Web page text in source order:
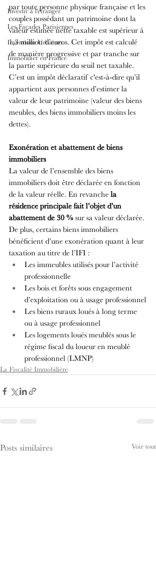
Investir à l'étranger
Les Façades Parisiennes
Inventions Urbaines
Immobilier en France
par toute personne physique française et les
couples possédant un patrimoine dont la
valeur estimée nette taxable est supérieur à
1,3 million d’euros. Cet impôt est calculé
de manière progressive et par tranche sur
la partie supérieure du seuil net taxable.
C’est un impôt déclaratif c'est-à-dire qu’il
appartient aux personnes d’estimer la
valeur de leur patrimoine (valeur des biens
meubles, des biens immobiliers moins les
dettes).
Exonération et abattement de biens
immobiliers
La valeur de l’ensemble des biens
immobiliers doit être déclarée en fonction
de la valeur réelle. En revanche la
résidence principale fait l’objet d’un
abattement de 30 % sur sa valeur déclarée.
De plus, certains biens immobiliers
bénéficient d’une exonération quant à leur
taxation au titre de l’IFI :
Les immeubles utilisés pour l’activité
professionnelle
Les bois et forêts sous engagement
d’exploitation ou à usage professionnel
Les biens ruraux loués à long terme
ou à usage professionnel
Les logements loués meublés sous le
régime fiscal du loueur en meublé
professionnel (LMNP)
La Fiscalité Immobilière
Posts similaires Voir tout